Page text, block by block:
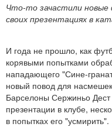
Что-то зачастили
своих презентациях в
И года не прошло, как
корявыми попытками
нападающего "Сине-
новый повод для
Барселоны Сержиньо
презентации в клубе,
в попытках его "усмирить".